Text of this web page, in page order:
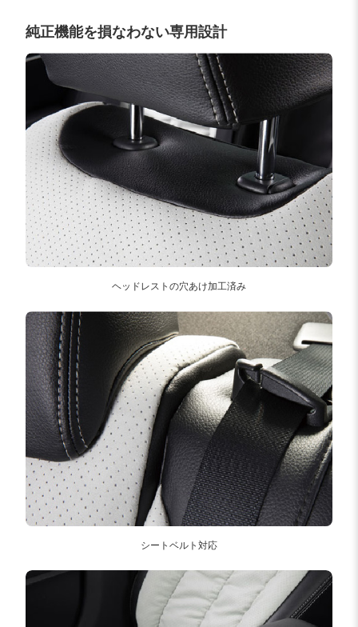
純正機能を損なわない専用設計
ヘッドレストの穴あけ加工済み
シートベルト対応